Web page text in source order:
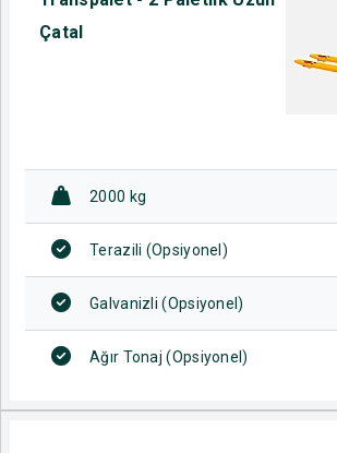
Çatal
2000 kg
Terazili (Opsiyonel)
Galvanizli (Opsiyonel)
Ağır Tonaj (Opsiyonel)